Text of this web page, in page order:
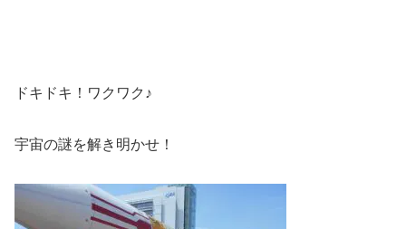
ドキドキ！ワクワク♪
宇宙の謎を解き明かせ！